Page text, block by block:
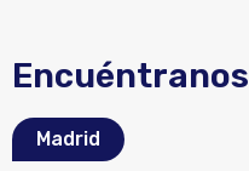
Encuéntranos
Madrid